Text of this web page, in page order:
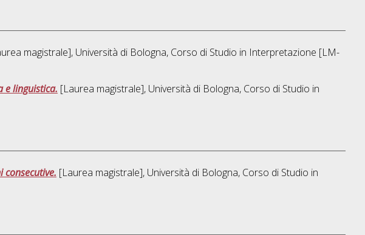
magistrale], Università di Bologna, Corso di Studio in Interpretazione [LM-
e linguistica. [Laurea magistrale], Università di Bologna, Corso di Studio in
[Laurea magistrale], Università di Bologna, Corso di Studio in